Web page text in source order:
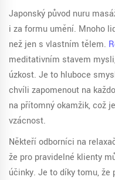
Japonský původ nuru
i za formu umění. Mnoho
než jen s vlastním tělem.
meditativním stavem
úzkost. Je to hluboce
chvíli zapomenout na
na přítomný okamžik, což
vzácnost.
Někteří odborníci na
že pro pravidelné klienty
účinky. Je to díky tomu,